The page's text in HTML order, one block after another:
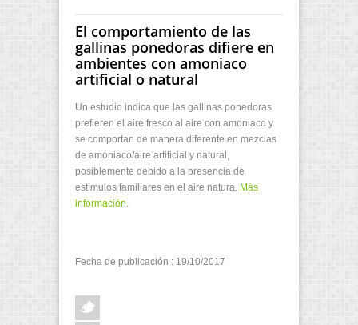
El comportamiento de las
gallinas ponedoras difiere en
ambientes con amoniaco
artificial o natural
Un estudio indica que las gallinas ponedoras
prefieren el aire fresco al aire con amoniaco y
se comportan de manera diferente en mezclas
de amoniaco/aire artificial y natural,
posiblemente debido a la presencia de
estímulos familiares en el aire natura. Más
información.
Fecha de publicación : 19/10/2017